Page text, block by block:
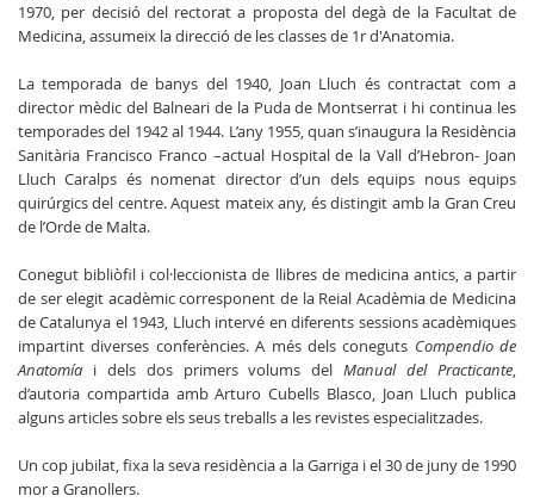
1970, per decisió del rectorat a proposta del degà de la Facultat de
Medicina, assumeix la direcció de les classes de 1r d'Anatomia.
La temporada de banys del 1940, Joan Lluch és contractat com a
director mèdic del Balneari de la Puda de Montserrat i hi continua les
temporades del 1942 al 1944. L’any 1955, quan s’inaugura la Residència
Sanitària Francisco Franco –actual Hospital de la Vall d’Hebron- Joan
Lluch Caralps és nomenat director d’un dels equips nous equips
quirúrgics del centre. Aquest mateix any, és distingit amb la Gran Creu
de l’Orde de Malta.
Conegut bibliòfil i col·leccionista de llibres de medicina antics, a partir
de ser elegit acadèmic corresponent de la Reial Acadèmia de Medicina
de Catalunya el 1943, Lluch intervé en diferents sessions acadèmiques
impartint diverses conferències. A més dels coneguts Compendio de
Anatomía i dels dos primers volums delManual del Practicante,
d’autoria compartida amb Arturo Cubells Blasco, Joan Lluch publica
alguns articles sobre els seus treballs a les revistes especialitzades.
Un cop jubilat, fixa la seva residència a la Garriga i el 30 de juny de 1990
mor a Granollers.